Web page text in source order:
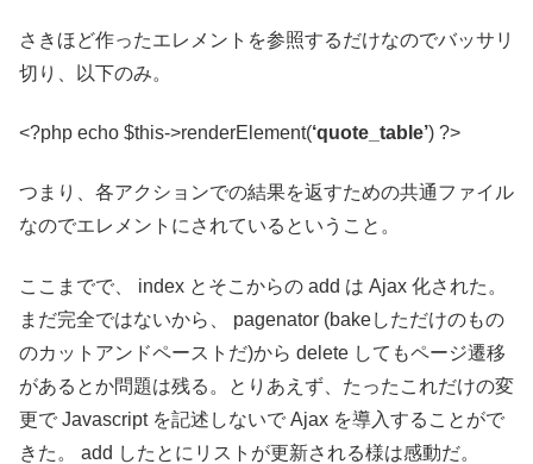
さきほど作ったエレメントを参照するだけなのでバッサリ
切り、以下のみ。
<?php echo $this->renderElement(‘quote_table’) ?>
つまり、各アクションでの結果を返すための共通ファイル
なのでエレメントにされているということ。
ここまでで、 index とそこからの add は Ajax 化された。
まだ完全ではないから、 pagenator (bakeしただけのもの
のカットアンドペーストだ)から delete してもページ遷移
があるとか問題は残る。とりあえず、たったこれだけの変
更で Javascript を記述しないで Ajax を導入することがで
きた。 add したとにリストが更新される様は感動だ。